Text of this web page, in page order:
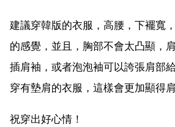
建議穿韓版的衣服，高腰，下襬寬
的感覺，並且，胸部不會太凸顯，
插肩袖，或者泡泡袖可以誇張肩部
穿有墊肩的衣服，這樣會更加顯得肩
祝穿出好心情！